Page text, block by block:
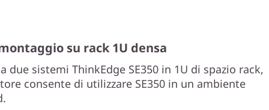
su rack 1U densa
due sistemi ThinkEdge SE350 in 1U di spazio rack,
consente di utilizzare SE350 in un ambiente